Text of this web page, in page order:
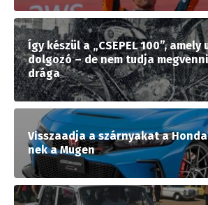
Így készül a „CSEPEL 100”,
dolgozó – de nem tudja
drága
Visszaadja a szárnyakat a Honda
nek a Mugen